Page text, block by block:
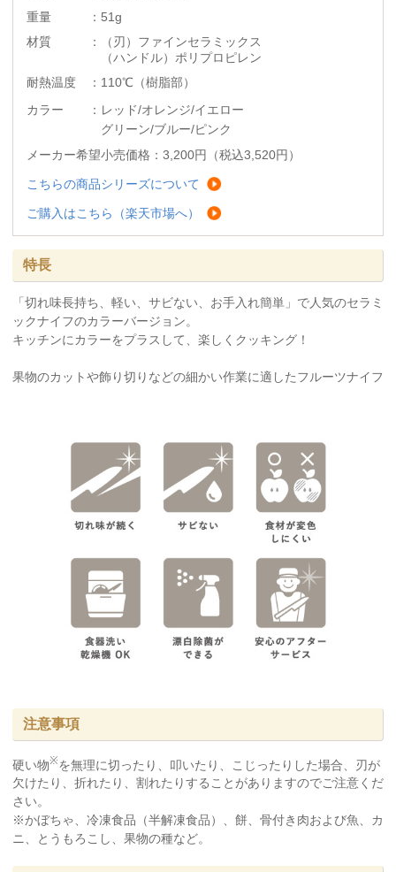
重量 ：51g
材質 ：（刃）ファインセラミックス
（ハンドル）ポリプロピレン
耐熱温度 ：110℃（樹脂部）
カラー ：レッド/オレンジ/イエロー
グリーン/ブルー/ピンク
メーカー希望小売価格：3,200円（税込3,520円）
こちらの商品シリーズについて
ご購入はこちら（楽天市場へ）
特長
「切れ味長持ち、軽い、サビない、お手入れ簡単」で人気のセラミ
ックナイフのカラーバージョン。
キッチンにカラーをプラスして、楽しくクッキング！
果物のカットや飾り切りなどの細かい作業に適したフルーツナイフ
注意事項
硬い物※を無理に切ったり、叩いたり、こじったりした場合、刃が
欠けたり、折れたり、割れたりすることがありますのでご注意くだ
さい。
※かぼちゃ、冷凍食品（半解凍食品）、餅、骨付き肉および魚、カ
ニ、とうもろこし、果物の種など。